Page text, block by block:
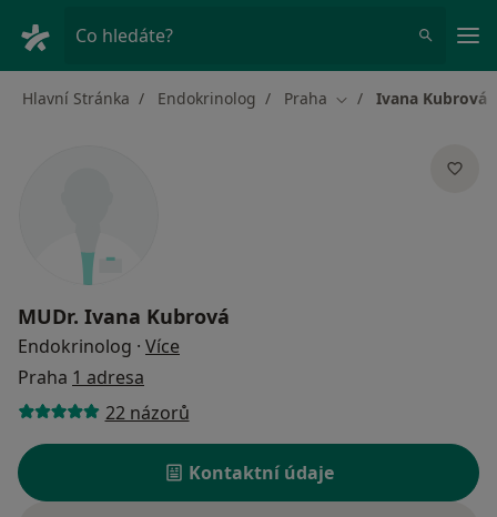
Co hledáte?
Hlavní Stránka Endokrinolog Praha Změna města
Ivana Kubrová
MUDr. Ivana Kubrová
Endokrinolog · Více
Praha 1 adresa
22 názorů
Kontaktní údaje